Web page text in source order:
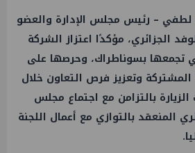
– رئيس مجلس الإدارة والعضو
الجزائري، مؤكدًا اعتزاز الشركة
تجمعها بسوناطراك، وحرصها على
المشتركة وتعزيز فرص التعاون خلال
بالتزامن مع اجتماع مجلس
المنعقد بالتوازي مع أعمال اللجنة